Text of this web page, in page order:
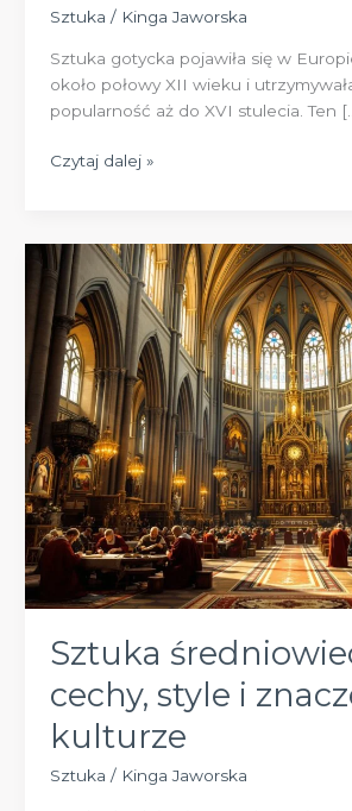
Sztuka / Kinga Jaworska
Sztuka gotycka pojawiła się w
około połowy XII wieku i
popularność aż do XVI stulecia. Ten
Sztuka
najważniejsze
przykłady
w
Europie
Czytaj dalej »
Sztuka
cechy, style i
kulturze
Sztuka / Kinga Jaworska